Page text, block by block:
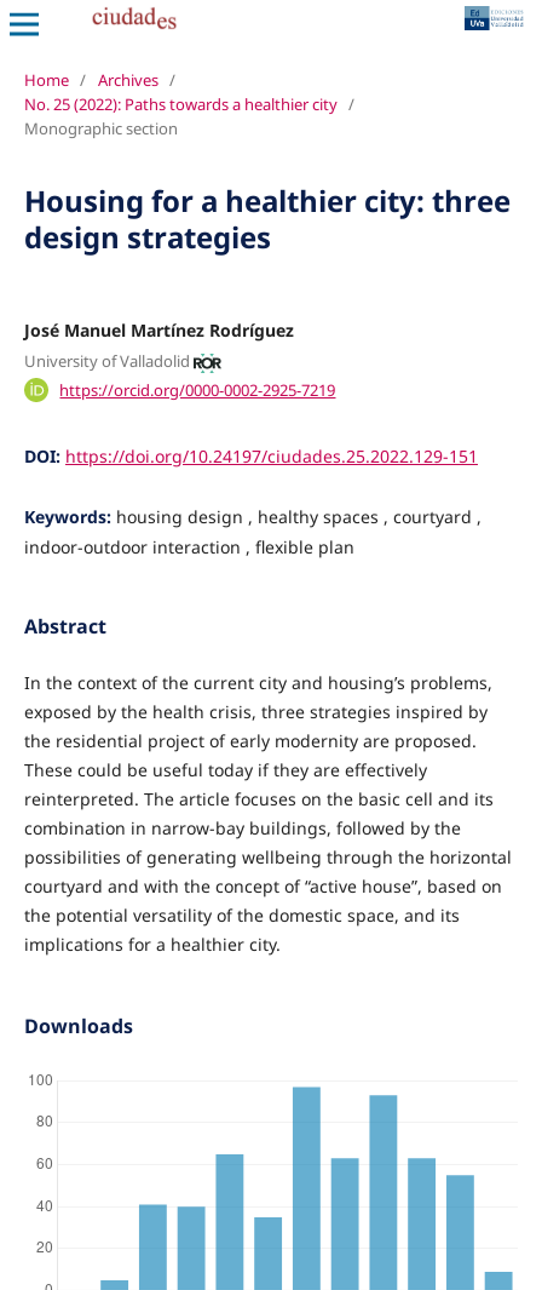
Home / Archives /
No. 25 (2022): Paths towards a healthier city /
Monographic section
Housing for a healthier city: three
design strategies
José Manuel Martínez Rodríguez
University of Valladolid
https://orcid.org/0000-0002-2925-7219
DOI: https://doi.org/10.24197/ciudades.25.2022.129-151
Keywords: housing design , healthy spaces , courtyard ,
indoor-outdoor interaction , flexible plan
Abstract
In the context of the current city and housing’s problems,
exposed by the health crisis, three strategies inspired by
the residential project of early modernity are proposed.
These could be useful today if they are effectively
reinterpreted. The article focuses on the basic cell and its
combination in narrow-bay buildings, followed by the
possibilities of generating wellbeing through the horizontal
courtyard and with the concept of “active house”, based on
the potential versatility of the domestic space, and its
implications for a healthier city.
Downloads